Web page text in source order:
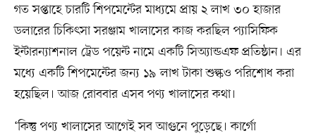
গত সপ্তাহে চারটি শিপমেন্টের মাধ্যমে প্রায় ২ লাখ ৩০ হাজার
ডলারের চিকিৎসা সরঞ্জাম খালাসের কাজ করছিল প্যাসিফিক
ইন্টারন্যাশনাল ট্রেড পয়েন্ট নামে একটি সিঅ্যান্ডএফ প্রতিষ্ঠান। এর
মধ্যে একটি শিপমেন্টের জন্য ১৯ লাখ টাকা শুল্কও পরিশোধ করা
হয়েছিল। আজ রোববার এসব পণ্য খালাসের কথা।
‘কিন্তু পণ্য খালাসের আগেই সব আগুনে পুড়েছে। কার্গো